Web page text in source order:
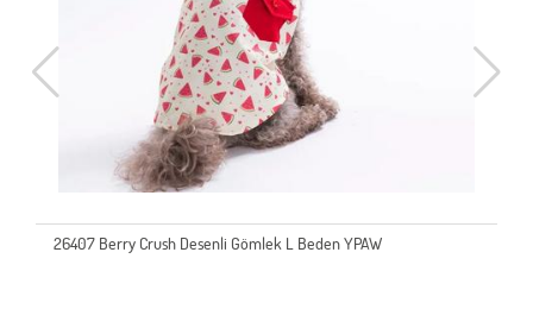
26407 Berry Crush Desenli Gömlek L Beden YPAW